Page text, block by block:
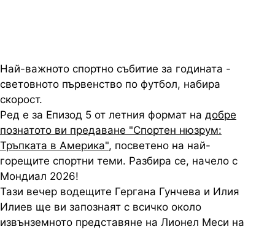
Най-важното спортно събитие за годината -
световното първенство по футбол, набира
скорост.
Ред е за Епизод 5 от летния формат на добре
познатото ви предаване "Спортен нюзрум:
Тръпката в Америка", посветено на най-
горещите спортни теми. Разбира се, начело с
Мондиал 2026!
Тази вечер водещите Гергана Гунчева и Илия
Илиев ще ви запознаят с всичко около
извънземното представяне на Лионел Меси на